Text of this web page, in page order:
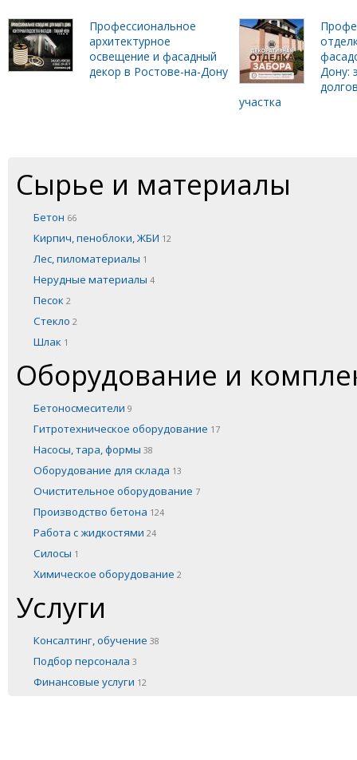
Профессиональное
архитектурное
освещение и фасадный
декор в Ростове-на-Дону
Дону:
участка
Сырье и материалы
Бетон 66
Кирпич, пеноблоки, ЖБИ 12
Лес, пиломатериалы 1
Нерудные материалы 4
Песок 2
Стекло 2
Шлак 1
Оборудование и
Бетоносмесители 9
Гитротехническое оборудование 17
Насосы, тара, формы 38
Оборудование для склада 13
Очистительное оборудование 7
Производство бетона 124
Работа с жидкостями 24
Силосы 1
Химическое оборудование 2
Услуги
Консалтинг, обучение 38
Подбор персонала 3
Финансовые услуги 12